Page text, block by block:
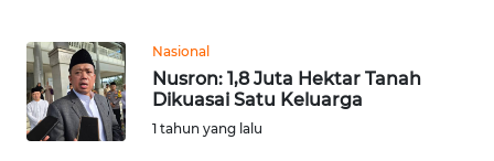
Nasional
Nusron: 1,8 Juta Hektar Tanah
Dikuasai Satu Keluarga
1 tahun yang lalu
CIANJUR
WN
KEPULAUAN